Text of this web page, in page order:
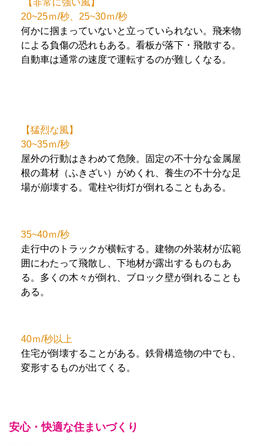
【非常に強い風】
20~25ｍ/秒、25~30ｍ/秒
何かに掴まっていないと立っていられない。飛来物
による負傷の恐れもある。看板が落下・飛散する。
自動車は通常の速度で運転するのが難しくなる。
【猛烈な風】
30~35ｍ/秒
屋外の行動はきわめて危険。固定の不十分な金属屋
根の葺材（ふきざい）がめくれ、養生の不十分な足
場が崩壊する。電柱や街灯が倒れることもある。
35~40ｍ/秒
走行中のトラックが横転する。建物の外装材が広範
囲にわたって飛散し、下地材が露出するものもあ
る。多くの木々が倒れ、ブロック壁が倒れることも
ある。
40ｍ/秒以上
住宅が倒壊することがある。鉄骨構造物の中でも、
変形するものが出てくる。
安心・快適な住まいづくり